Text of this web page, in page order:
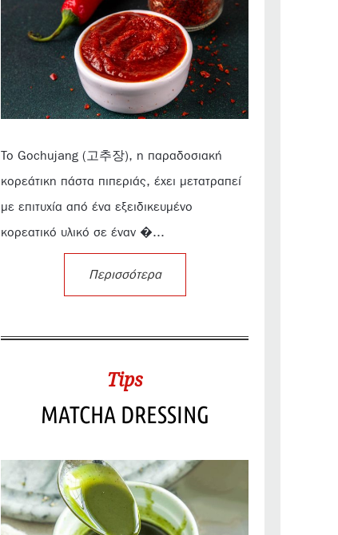
Το Gochujang (고추장), η παραδοσιακή
κορεάτικη πάστα πιπεριάς, έχει μετατραπεί
με επιτυχία από ένα εξειδικευμένο
κορεατικό υλικό σε έναν �...
Περισσότερα
Tips
MATCHA DRESSING